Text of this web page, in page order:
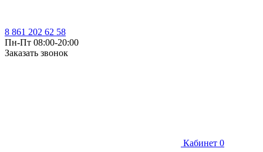
8 861 202 62 58
Пн-Пт 08:00-20:00
Заказать звонок
Кабинет 0